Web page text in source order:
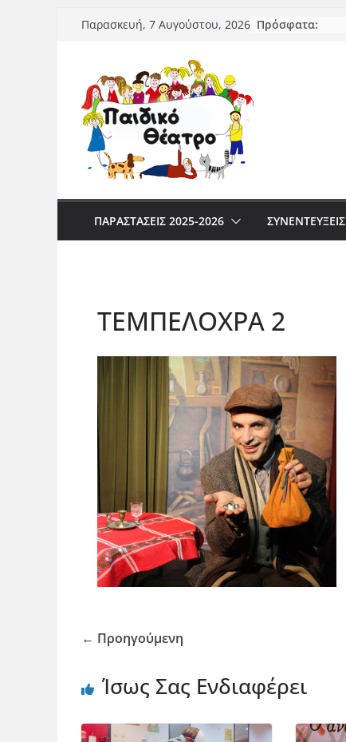
Μετάβαση
Παρασκευή, 7 Αυγούστου, 2026 Πρόσφατα:
ΠΑΡΑΣΤΆΣΕΙΣ 2025-2026 ΣΥΝΕΝΤΕΥΞΕΙΣ
ΤΕΜΠΕΛΟΧΡΑ 2
← Προηγούμενη
Ίσως Σας Ενδιαφέρει